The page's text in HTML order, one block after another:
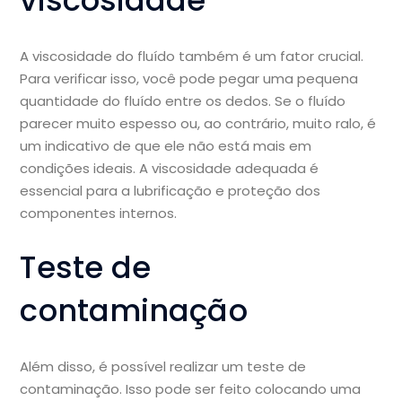
A viscosidade do fluído também é um fator crucial.
Para verificar isso, você pode pegar uma pequena
quantidade do fluído entre os dedos. Se o fluído
parecer muito espesso ou, ao contrário, muito ralo, é
um indicativo de que ele não está mais em
condições ideais. A viscosidade adequada é
essencial para a lubrificação e proteção dos
componentes internos.
Teste de
contaminação
Além disso, é possível realizar um teste de
contaminação. Isso pode ser feito colocando uma